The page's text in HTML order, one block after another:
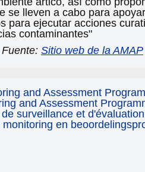
se lleven a cabo para
para ejecutar acciones
contaminantes"
Fuente: Sitio web de la AMAP
and Assessment
and Assessment
surveillance et
en